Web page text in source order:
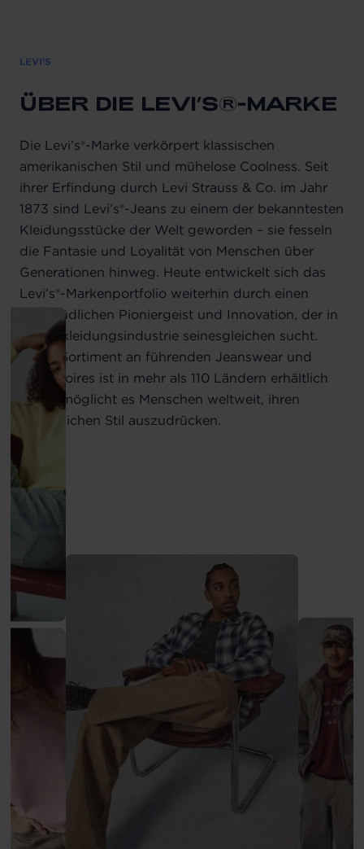
LEVI'S
ÜBER DIE LEVI’S®-MARKE
Die Levi’s®-Marke verkörpert klassischen
amerikanischen Stil und mühelose Coolness. Seit
ihrer Erfindung durch Levi Strauss & Co. im Jahr
1873 sind Levi’s®-Jeans zu einem der bekanntesten
Kleidungsstücke der Welt geworden – sie fesseln
die Fantasie und Loyalität von Menschen über
Generationen hinweg. Heute entwickelt sich das
Levi’s®-Markenportfolio weiterhin durch einen
unermüdlichen Pioniergeist und Innovation, der in
der Bekleidungsindustrie seinesgleichen sucht.
Unser Sortiment an führenden Jeanswear und
Accessoires ist in mehr als 110 Ländern erhältlich
und ermöglicht es Menschen weltweit, ihren
persönlichen Stil auszudrücken.